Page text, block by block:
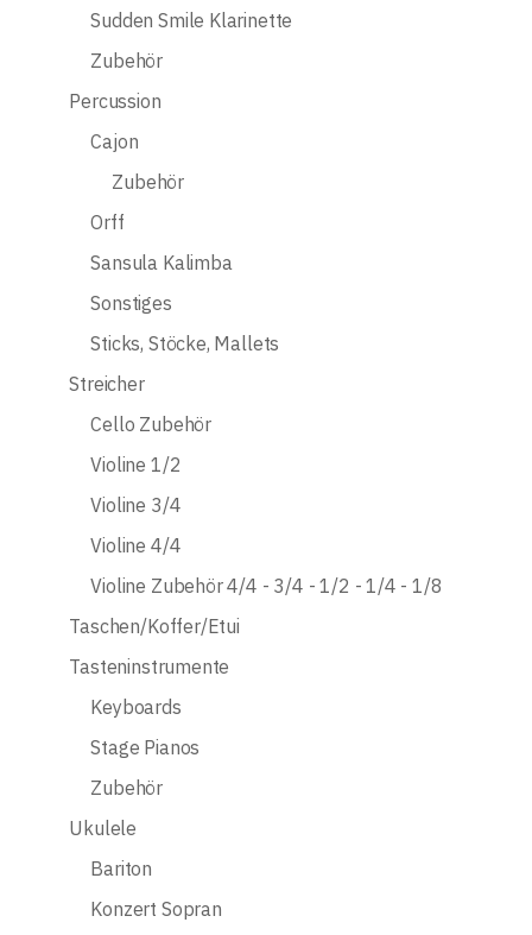
Sudden Smile Klarinette
Zubehör
Percussion
Cajon
Zubehör
Orff
Sansula Kalimba
Sonstiges
Sticks, Stöcke, Mallets
Streicher
Cello Zubehör
Violine 1/2
Violine 3/4
Violine 4/4
Violine Zubehör 4/4 - 3/4 - 1/2 - 1/4 - 1/8
Taschen/Koffer/Etui
Tasteninstrumente
Keyboards
Stage Pianos
Zubehör
Ukulele
Bariton
Konzert Sopran